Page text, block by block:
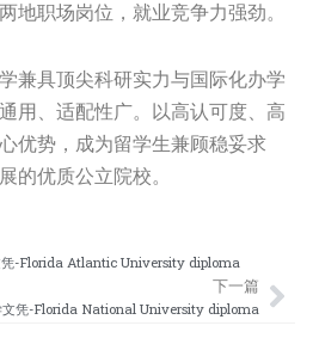
地职场岗位，就业竞争力强劲。
兼具顶尖科研实力与国际化办学
用、适配性广。以高认可度、高
优势，成为留学生兼顾稳妥求
的优质公立院校。
凭-Florida Atlantic University diploma
下一篇
文凭-Florida National University diploma